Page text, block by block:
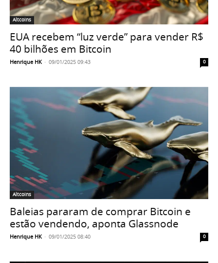
Altcoins
EUA recebem “luz verde” para vender R$
40 bilhões em Bitcoin
Henrique HK - 09/01/2025 09:43 0
Altcoins
Baleias pararam de comprar Bitcoin e
estão vendendo, aponta Glassnode
Henrique HK - 09/01/2025 08:40 0